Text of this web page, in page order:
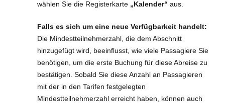
wählen Sie die Registerkarte „Kalender“ aus.
Falls es sich um eine neue Verfügbarkeit handelt:
Die Mindestteilnehmerzahl, die dem Abschnitt
hinzugefügt wird, beeinflusst, wie viele Passagiere Sie
benötigen, um die erste Buchung für diese Abreise zu
bestätigen. Sobald Sie diese Anzahl an Passagieren
mit der in den Tarifen festgelegten
Mindestteilnehmerzahl erreicht haben, können auch